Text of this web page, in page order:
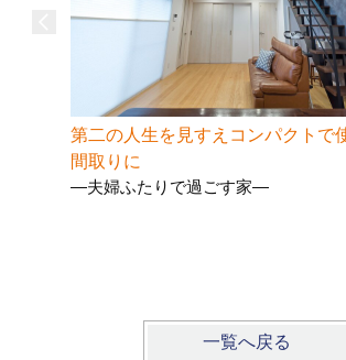
第二の人生を見すえコンパクトで
間取りに
―夫婦ふたりで過ごす家―
一覧へ戻る